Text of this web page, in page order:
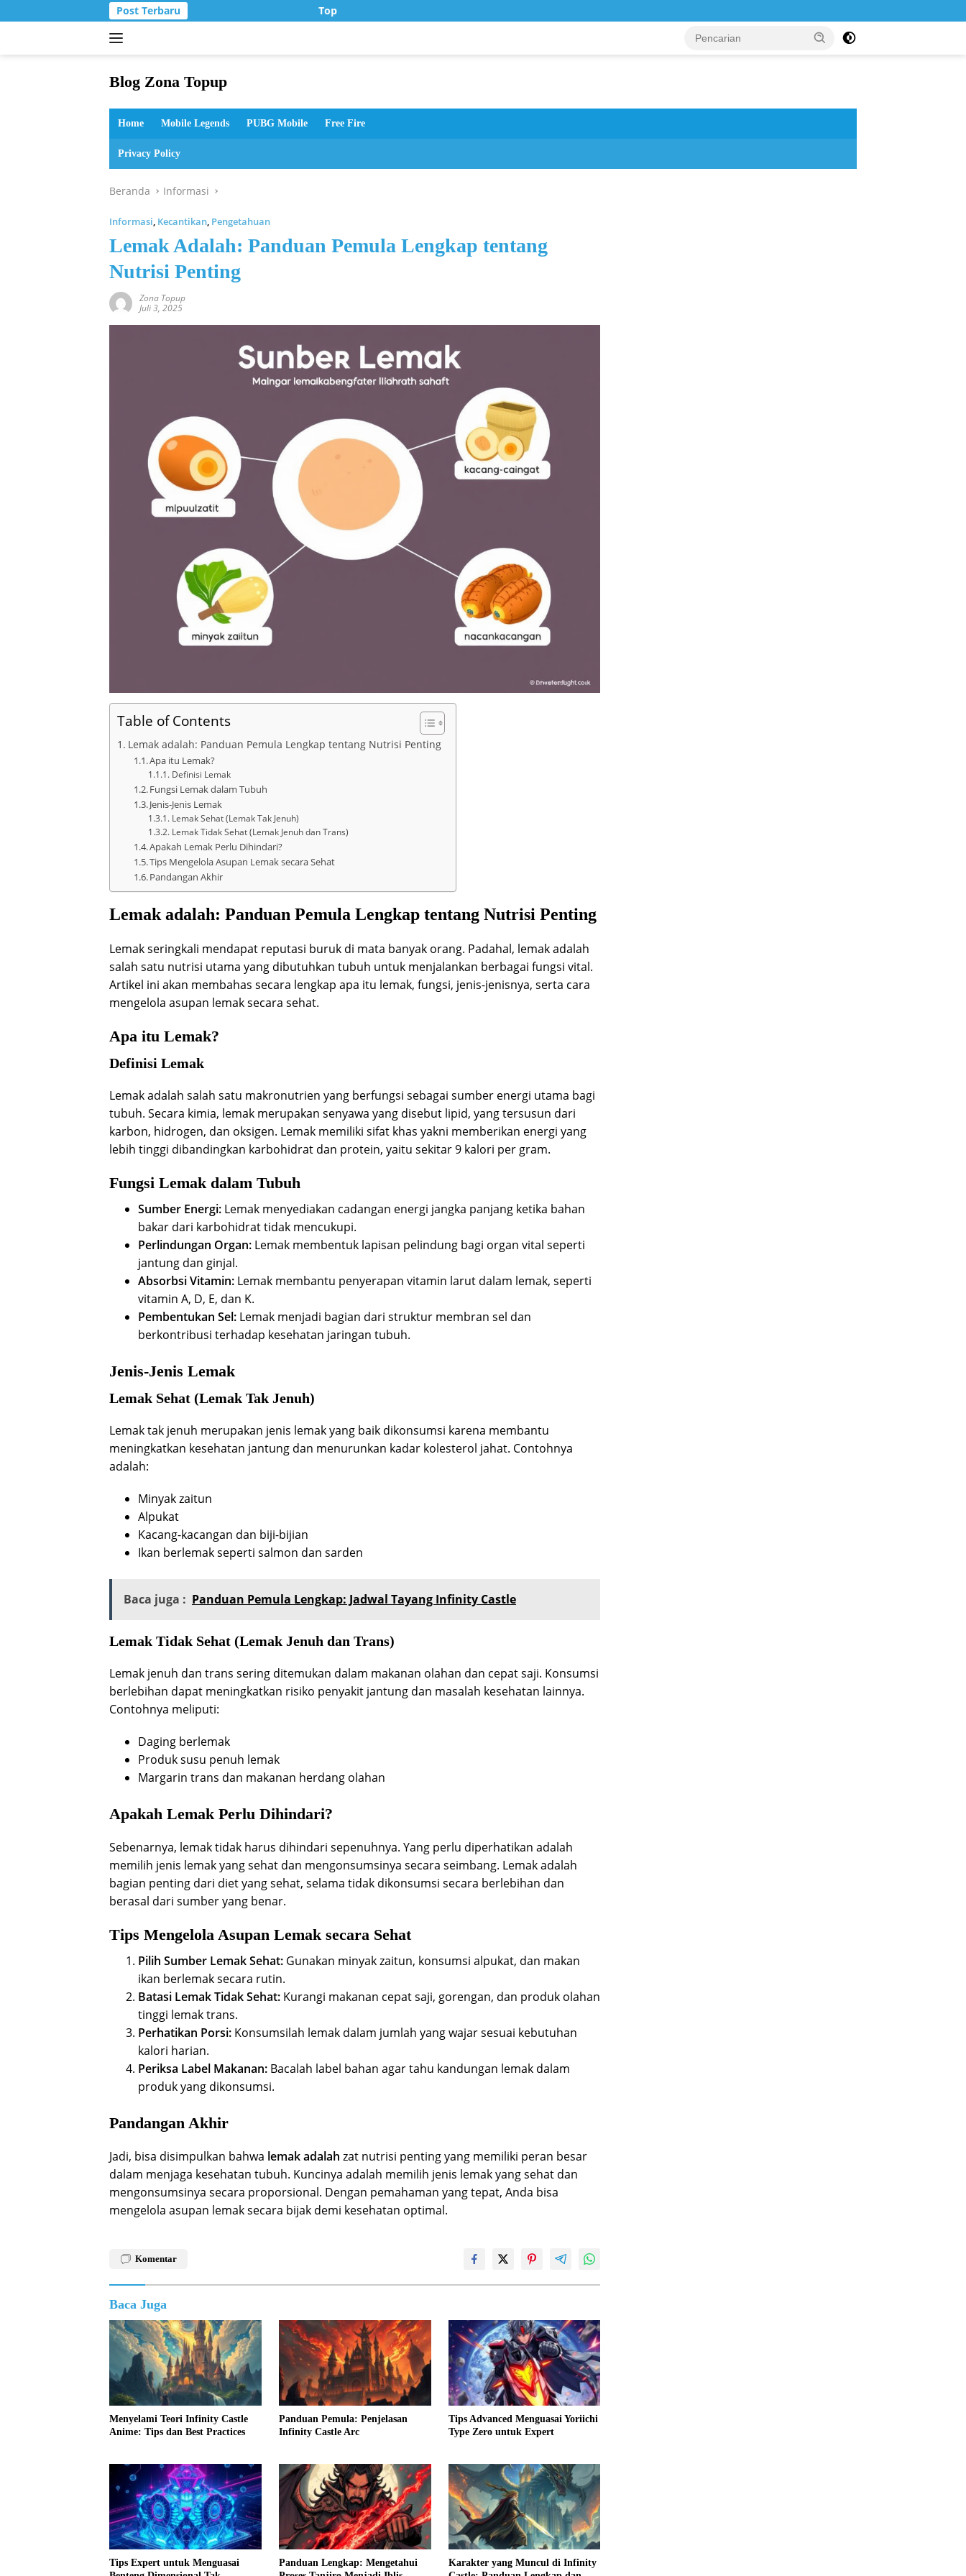
ke
Post Terbaru Top Up Murah di Zona Topup
Blog Zona Topup
dan
bermain
Home Mobile Legends PUBG Mobile Free Fire
Privacy Policy
Beranda Informasi
Informasi, Kecantikan, Pengetahuan
Lemak Adalah: Panduan Pemula Lengkap tentang
Nutrisi Penting
Zona Topup
Juli 3, 2025
Table of Contents
Lemak adalah: Panduan Pemula Lengkap tentang Nutrisi Penting
Apa itu Lemak?
Definisi Lemak
Fungsi Lemak dalam Tubuh
Jenis-Jenis Lemak
Lemak Sehat (Lemak Tak Jenuh)
Lemak Tidak Sehat (Lemak Jenuh dan Trans)
Apakah Lemak Perlu Dihindari?
Tips Mengelola Asupan Lemak secara Sehat
Pandangan Akhir
Lemak adalah: Panduan Pemula Lengkap tentang Nutrisi Penting
Lemak seringkali mendapat reputasi buruk di mata banyak orang. Padahal, lemak adalah
salah satu nutrisi utama yang dibutuhkan tubuh untuk menjalankan berbagai fungsi vital.
Artikel ini akan membahas secara lengkap apa itu lemak, fungsi, jenis-jenisnya, serta cara
mengelola asupan lemak secara sehat.
Apa itu Lemak?
Definisi Lemak
Lemak adalah salah satu makronutrien yang berfungsi sebagai sumber energi utama bagi
tubuh. Secara kimia, lemak merupakan senyawa yang disebut lipid, yang tersusun dari
karbon, hidrogen, dan oksigen. Lemak memiliki sifat khas yakni memberikan energi yang
lebih tinggi dibandingkan karbohidrat dan protein, yaitu sekitar 9 kalori per gram.
Fungsi Lemak dalam Tubuh
Sumber Energi: Lemak menyediakan cadangan energi jangka panjang ketika bahan
bakar dari karbohidrat tidak mencukupi.
Perlindungan Organ: Lemak membentuk lapisan pelindung bagi organ vital seperti
jantung dan ginjal.
Absorbsi Vitamin: Lemak membantu penyerapan vitamin larut dalam lemak, seperti
vitamin A, D, E, dan K.
Pembentukan Sel: Lemak menjadi bagian dari struktur membran sel dan
berkontribusi terhadap kesehatan jaringan tubuh.
Jenis-Jenis Lemak
Lemak Sehat (Lemak Tak Jenuh)
Lemak tak jenuh merupakan jenis lemak yang baik dikonsumsi karena membantu
meningkatkan kesehatan jantung dan menurunkan kadar kolesterol jahat. Contohnya
adalah:
Minyak zaitun
Alpukat
Kacang-kacangan dan biji-bijian
Ikan berlemak seperti salmon dan sarden
Baca juga : Panduan Pemula Lengkap: Jadwal Tayang Infinity Castle
Lemak Tidak Sehat (Lemak Jenuh dan Trans)
Lemak jenuh dan trans sering ditemukan dalam makanan olahan dan cepat saji. Konsumsi
berlebihan dapat meningkatkan risiko penyakit jantung dan masalah kesehatan lainnya.
Contohnya meliputi:
Daging berlemak
Produk susu penuh lemak
Margarin trans dan makanan herdang olahan
Apakah Lemak Perlu Dihindari?
Sebenarnya, lemak tidak harus dihindari sepenuhnya. Yang perlu diperhatikan adalah
memilih jenis lemak yang sehat dan mengonsumsinya secara seimbang. Lemak adalah
bagian penting dari diet yang sehat, selama tidak dikonsumsi secara berlebihan dan
berasal dari sumber yang benar.
Tips Mengelola Asupan Lemak secara Sehat
Pilih Sumber Lemak Sehat: Gunakan minyak zaitun, konsumsi alpukat, dan makan
ikan berlemak secara rutin.
Batasi Lemak Tidak Sehat: Kurangi makanan cepat saji, gorengan, dan produk olahan
tinggi lemak trans.
Perhatikan Porsi: Konsumsilah lemak dalam jumlah yang wajar sesuai kebutuhan
kalori harian.
Periksa Label Makanan: Bacalah label bahan agar tahu kandungan lemak dalam
produk yang dikonsumsi.
Pandangan Akhir
Jadi, bisa disimpulkan bahwa lemak adalah zat nutrisi penting yang memiliki peran besar
dalam menjaga kesehatan tubuh. Kuncinya adalah memilih jenis lemak yang sehat dan
mengonsumsinya secara proporsional. Dengan pemahaman yang tepat, Anda bisa
mengelola asupan lemak secara bijak demi kesehatan optimal.
Komentar
Baca Juga
Menyelami Teori Infinity Castle
Anime: Tips dan Best Practices
Panduan Pemula: Penjelasan
Infinity Castle Arc
Tips Advanced Menguasai Yoriichi
Type Zero untuk Expert
Tips Expert untuk Menguasai
Panduan Lengkap: Mengetahui
Karakter yang Muncul di Infinity